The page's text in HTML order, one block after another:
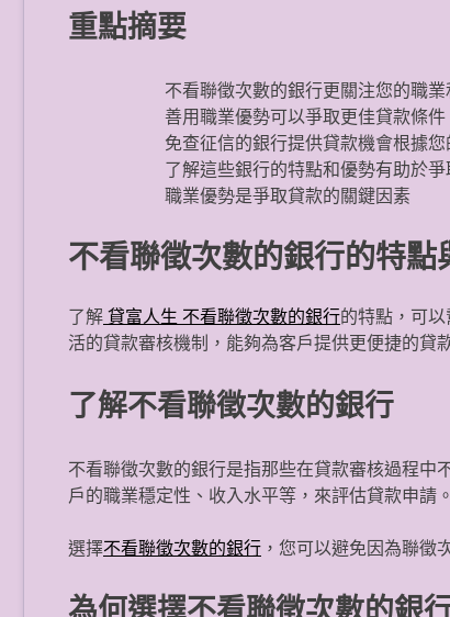
重點摘要
不看聯徵次數的銀行更關注您的職業
善用職業優勢可以爭取更佳貸款條件
免查征信的銀行提供貸款機會根據
了解這些銀行的特點和優勢有助於爭
職業優勢是爭取貸款的關鍵因素
不看聯徵次數的銀行的特點
了解 貸富人生 不看聯徵次數的銀行的特點，可
活的貸款審核機制，能夠為客戶提供更便捷的貸
了解不看聯徵次數的銀行
不看聯徵次數的銀行是指那些在貸款審核過程中
戶的職業穩定性、收入水平等，來評估貸款申請。
選擇不看聯徵次數的銀行 ，您可以避免因為聯徵